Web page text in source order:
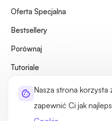
Nasza strona
zapewnić Ci jak
Oferta Specjalna
Bestsellery
Porównaj
Tutoriale
Informacje o nas
Polityka prywatności Kwestie